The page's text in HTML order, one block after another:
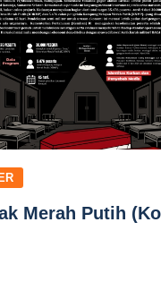
Merah Putih